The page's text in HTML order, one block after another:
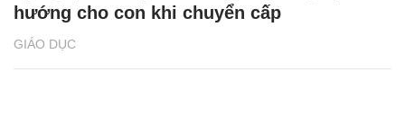
GIÁO DỤC
hướng cho con khi chuyển cấp